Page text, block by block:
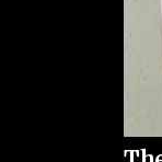
pessoas,
A região